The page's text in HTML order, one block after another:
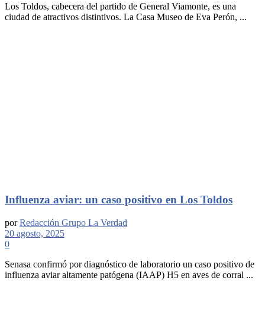
Los Toldos, cabecera del partido de General Viamonte, es una
ciudad de atractivos distintivos. La Casa Museo de Eva Perón, ...
Influenza aviar: un caso positivo en Los Toldos
por Redacción Grupo La Verdad
20 agosto, 2025
0
Senasa confirmó por diagnóstico de laboratorio un caso positivo de
influenza aviar altamente patógena (IAAP) H5 en aves de corral ...